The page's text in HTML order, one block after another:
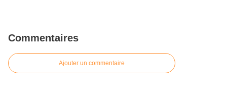
Commentaires
Ajouter un commentaire